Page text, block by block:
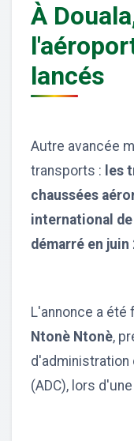
À
lancés
Autre avancée
transports : les
chaussées
international
démarré en juin
L'annonce a
Ntonè Ntonè,
d'administration
(ADC), lors